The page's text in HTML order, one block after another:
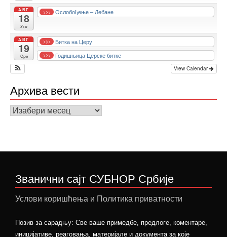
АВГ
18
Уто
>>> Ослобођење – Лебане
АВГ
19
Сре
>>> Битка на Церу
>>> Годишњица Церске битке
View Calendar
Архива вести
Архива
Званични сајт СУБНОР Србије
Услови коришћења и Политика приватности
Позив за сарадњу: Све ваше примедбе, предлоге, коментаре,
иницијативе, реаговања, материјале и документа за које